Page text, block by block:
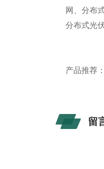
网、分布
分布式光
产品推荐
留